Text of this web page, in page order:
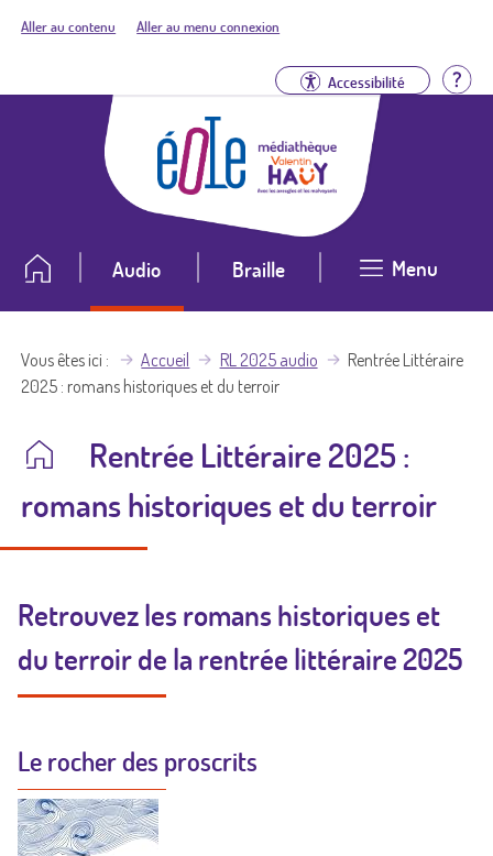
Aller au contenu Aller au menu connexion
Accessibilité
Audio Braille Menu
Vous êtes ici Accueil RL 2025 audio
Rentrée Littéraire
2025 : romans historiques et du terroir
Rentrée Littéraire 2025 :
romans historiques et du terroir
Retrouvez les romans historiques et
du terroir de la rentrée littéraire 2025
Le rocher des proscrits